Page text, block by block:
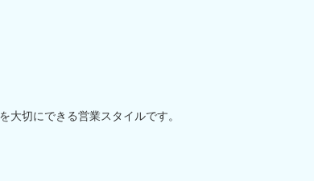
大切にできる営業スタイルです。